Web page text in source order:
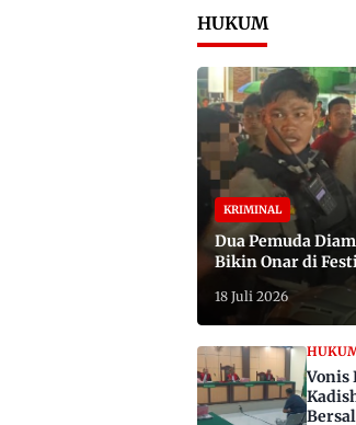
HUKUM
KRIMINAL
Dua Pemuda
Bikin Onar di
Satu Bawa Badik
18 Juli 2026
Vonis